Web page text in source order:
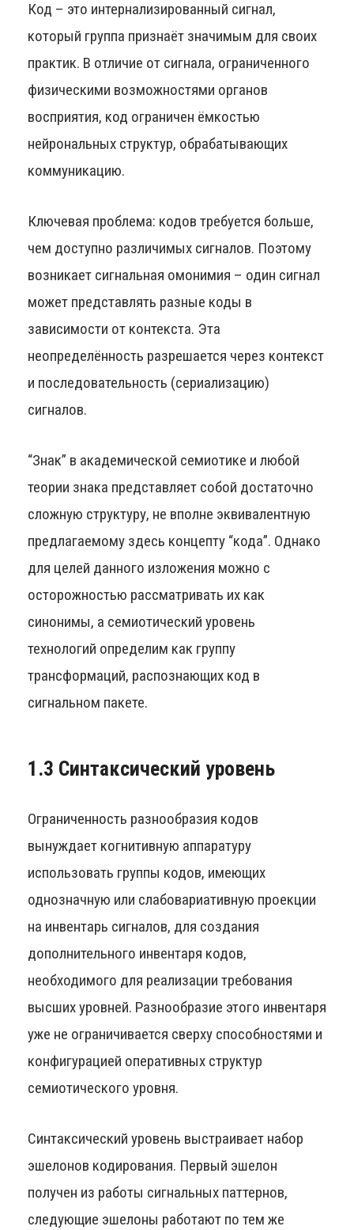
Код – это интернализированный сигнал,
который группа признаёт значимым для своих
практик. В отличие от сигнала, ограниченного
физическими возможностями органов
восприятия, код ограничен ёмкостью
нейрональных структур, обрабатывающих
коммуникацию.
Ключевая проблема: кодов требуется больше,
чем доступно различимых сигналов. Поэтому
возникает сигнальная омонимия – один сигнал
может представлять разные коды в
зависимости от контекста. Эта
неопределённость разрешается через контекст
и последовательность (сериализацию)
сигналов.
“Знак” в академической семиотике и любой
теории знака представляет собой достаточно
сложную структуру, не вполне эквивалентную
предлагаемому здесь концепту “кода”. Однако
для целей данного изложения можно с
осторожностью рассматривать их как
синонимы, а семиотический уровень
технологий определим как группу
трансформаций, распознающих код в
сигнальном пакете.
1.3 Синтаксический уровень
Ограниченность разнообразия кодов
вынуждает когнитивную аппаратуру
использовать группы кодов, имеющих
однозначную или слабовариативную проекции
на инвентарь сигналов, для создания
дополнительного инвентаря кодов,
необходимого для реализации требования
высших уровней. Разнообразие этого инвентаря
уже не ограничивается сверху способностями и
конфигурацией оперативных структур
семиотического уровня.
Синтаксический уровень выстраивает набор
эшелонов кодирования. Первый эшелон
получен из работы сигнальных паттернов,
следующие эшелоны работают по тем же